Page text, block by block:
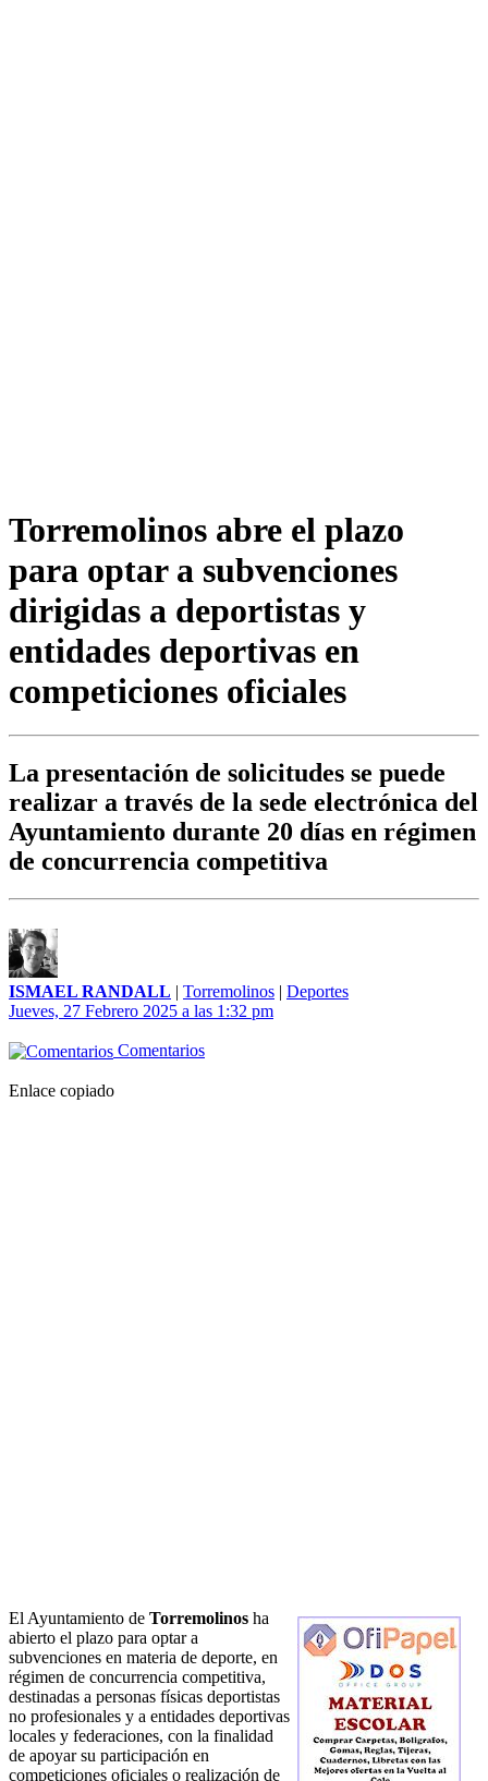
Torremolinos abre el plazo
para optar a subvenciones
dirigidas a deportistas y
entidades deportivas en
competiciones oficiales
La presentación de solicitudes se puede
realizar a través de la sede electrónica del
Ayuntamiento durante 20 días en régimen
de concurrencia competitiva
ISMAEL RANDALL | Torremolinos | Deportes
Jueves, 27 Febrero 2025 a las 1:32 pm
Comentarios
Enlace copiado
El Ayuntamiento de Torremolinos ha
abierto el plazo para optar a
subvenciones en materia de deporte, en
régimen de concurrencia competitiva,
destinadas a personas físicas deportistas
no profesionales y a entidades deportivas
locales y federaciones, con la finalidad
de apoyar su participación en
competiciones oficiales o realización de